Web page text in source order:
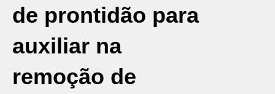
de prontidão para
auxiliar na
remoção de